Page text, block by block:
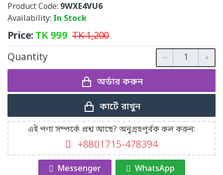
Product Code: 9WXE4VU6
Availability: In Stock
Price:TK999 TK1,200
Quantity
অর্ডার করুন
কার্টে রাখুন
এই পণ্য সম্পর্কে প্রশ্ন আছে? অনুগ্রহপূর্বক কল করুন:
+8801715-478394
Messenger WhatsApp